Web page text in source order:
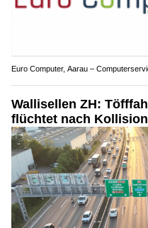
Euro Computer, Aarau –
Wallisellen ZH:
flüchtet nach